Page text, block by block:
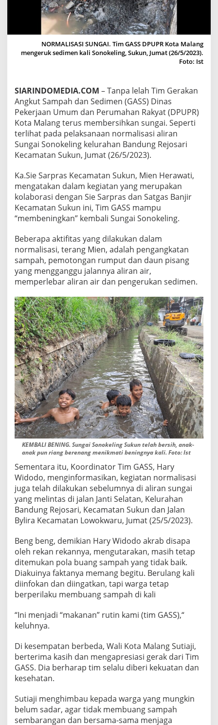
N
I
N
G
A
N
G
A
I
O
N
O
K
E
I
N
G
NORMALISASI SUNGAI. Tim GASS DPUPR Kota Malang
mengeruk sedimen kali Sonokeling, Sukun, Jumat (26/5/2023).
Foto: Ist
SIARINDOMEDIA.COM – Tanpa lelah Tim Gerakan
Angkut Sampah dan Sedimen (GASS) Dinas
Pekerjaan Umum dan Perumahan Rakyat (DPUPR)
Kota Malang terus membersihkan sungai. Seperti
terlihat pada pelaksanaan normalisasi aliran
Sungai Sonokeling kelurahan Bandung Rejosari
Kecamatan Sukun, Jumat (26/5/2023).
Ka.Sie Sarpras Kecamatan Sukun, Mien Herawati,
mengatakan dalam kegiatan yang merupakan
kolaborasi dengan Sie Sarpras dan Satgas Banjir
Kecamatan Sukun ini, Tim GASS mampu
“membeningkan” kembali Sungai Sonokeling.
Beberapa aktifitas yang dilakukan dalam
normalisasi, terang Mien, adalah pengangkatan
sampah, pemotongan rumput dan daun pisang
yang mengganggu jalannya aliran air,
memperlebar aliran air dan pengerukan sedimen.
KEMBALI BENING. Sungai Sonokeling Sukun telah bersih, anak-
anak pun riang berenang menikmati beningnya kali. Foto: Ist
Sementara itu, Koordinator Tim GASS, Hary
Widodo, menginformasikan, kegiatan normalisasi
juga telah dilakukan sebelumnya di aliran sungai
yang melintas di jalan Janti Selatan, Kelurahan
Bandung Rejosari, Kecamatan Sukun dan Jalan
Bylira Kecamatan Lowokwaru, Jumat (25/5/2023).
Beng beng, demikian Hary Widodo akrab disapa
oleh rekan rekannya, mengutarakan, masih tetap
ditemukan pola buang sampah yang tidak baik.
Diakuinya faktanya memang begitu. Berulang kali
diinfokan dan diingatkan, tapi warga tetap
berperilaku membuang sampah di kali
“Ini menjadi “makanan” rutin kami (tim GASS),“
keluhnya.
Di kesempatan berbeda, Wali Kota Malang Sutiaji,
berterima kasih dan mengapresiasi gerak dari Tim
GASS. Dia berharap tim selalu diberi kekuatan dan
kesehatan.
Sutiaji menghimbau kepada warga yang mungkin
belum sadar, agar tidak membuang sampah
sembarangan dan bersama-sama menjaga